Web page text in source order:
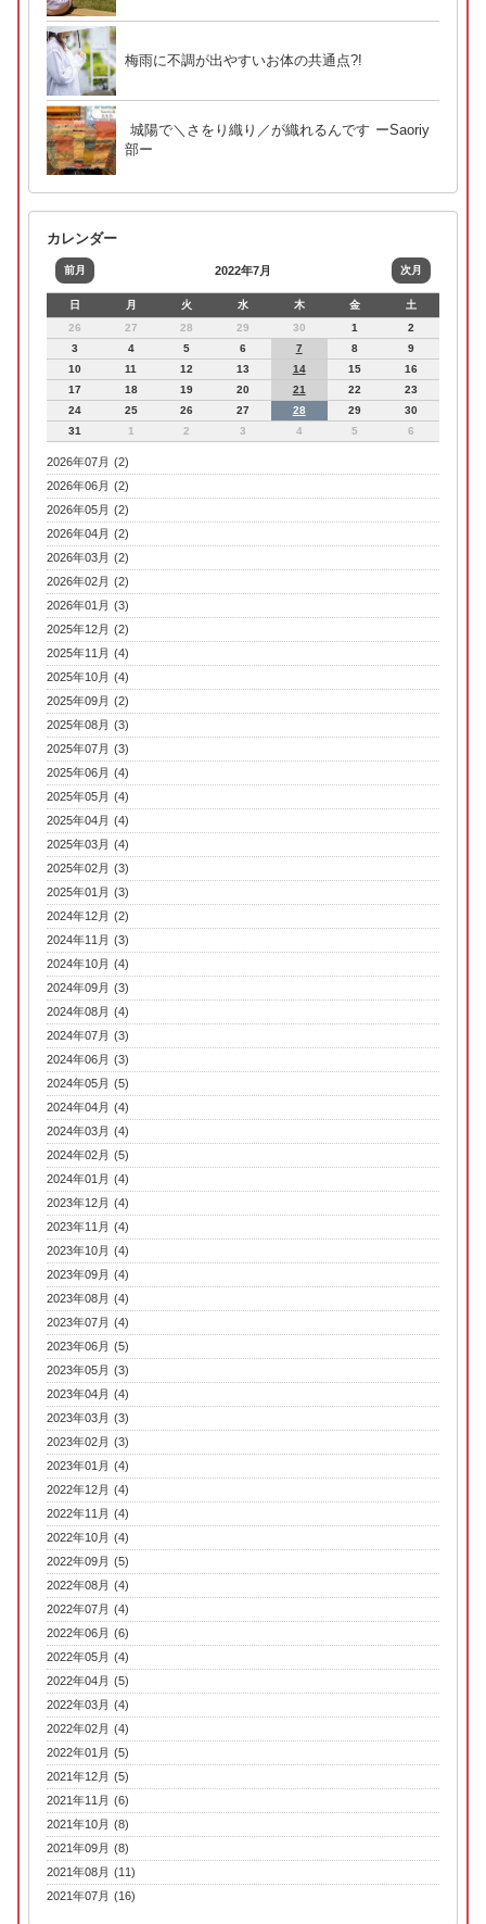
梅雨に不調が出やすいお体の共通点?!
城陽で＼さをり織り／が織れるんです ーSaoriy
部ー
カレンダー
前月 2022年7月 次月
日 月 火 水 木 金
土
26
27 28 29 30 1
2
3
4 5 6 7 8
9
10
11 12 13 14 15
16
17
18 19 20 21 22
23
24
25 26 27 28 29
30
31
1 2 3 4 5 6
2026年07月 (2)
2026年06月 (2)
2026年05月 (2)
2026年04月 (2)
2026年03月 (2)
2026年02月 (2)
2026年01月 (3)
2025年12月 (2)
2025年11月 (4)
2025年10月 (4)
2025年09月 (2)
2025年08月 (3)
2025年07月 (3)
2025年06月 (4)
2025年05月 (4)
2025年04月 (4)
2025年03月 (4)
2025年02月 (3)
2025年01月 (3)
2024年12月 (2)
2024年11月 (3)
2024年10月 (4)
2024年09月 (3)
2024年08月 (4)
2024年07月 (3)
2024年06月 (3)
2024年05月 (5)
2024年04月 (4)
2024年03月 (4)
2024年02月 (5)
2024年01月 (4)
2023年12月 (4)
2023年11月 (4)
2023年10月 (4)
2023年09月 (4)
2023年08月 (4)
2023年07月 (4)
2023年06月 (5)
2023年05月 (3)
2023年04月 (4)
2023年03月 (3)
2023年02月 (3)
2023年01月 (4)
2022年12月 (4)
2022年11月 (4)
2022年10月 (4)
2022年09月 (5)
2022年08月 (4)
2022年07月 (4)
2022年06月 (6)
2022年05月 (4)
2022年04月 (5)
2022年03月 (4)
2022年02月 (4)
2022年01月 (5)
2021年12月 (5)
2021年11月 (6)
2021年10月 (8)
2021年09月 (8)
2021年08月 (11)
2021年07月 (16)